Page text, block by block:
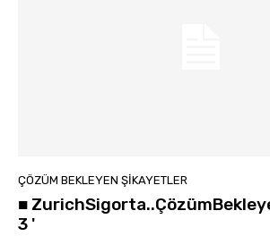
ÇÖZÜM BEKLEYEN ŞIKAYETLER
■
3 '